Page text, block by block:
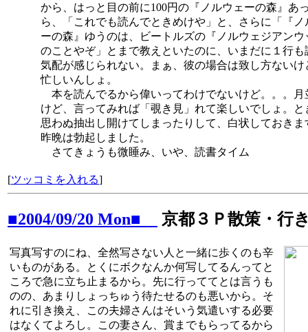
から、はっと目の前に100円の『ノルウェーの森』あ
ら、「これでも読んでときめけや」と、さらに「『ノ
ーの森』ゆうのは、ビートルズの『ノルウェジアンウ
のことやぞ」とまで教えといたのに、いまだに１行も
気配が感じられない。まぁ、彼の場合は致し方ないけ
忙しいんしょ。
本を読んでるから偉いってわけでないけど。。。月
けど、言ってみれば「覗き見」れて楽しいでしょ。と
思わぬ抽出し開けてしまったりして、白状しておきま
昨晩は勃起しました。
さてきょうも微睡み、いや、読書タイム
[ツッコミを入れる]
■2004/09/20 Mon■ 京都３Ｐ散策・行
写真写すのにね、全然写さない人と一緒に歩くのも辛
いものがある。とくにボクなんか何写してるんってと
ころで急に立ち止まるから。先に行っててとは言うも
のの、あまりしょっちゅう待たせるのも悪いから。そ
れに引き換え、この夫婦さんはそいう気遣いする必要
はなくてよろし。この妻さん、賞までもらってるから